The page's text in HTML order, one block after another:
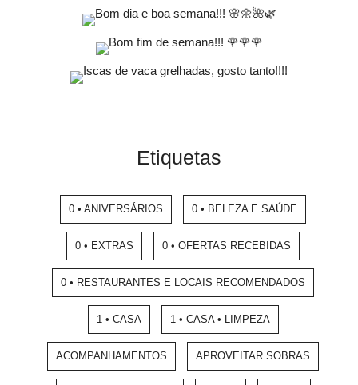
Etiquetas
0 • ANIVERSÁRIOS 0 • BELEZA E SAÚDE
0 • EXTRAS 0 • OFERTAS RECEBIDAS
0 • RESTAURANTES E LOCAIS RECOMENDADOS
1 • CASA 1 • CASA • LIMPEZA
ACOMPANHAMENTOS APROVEITAR SOBRAS